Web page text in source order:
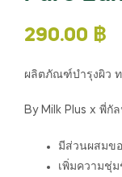
290.00 ฿
ผลิตภัณฑ์บำรุงผิว
By Milk Plus x พี่กั
มีส่วนผสมข
เพิ่มความชุ่